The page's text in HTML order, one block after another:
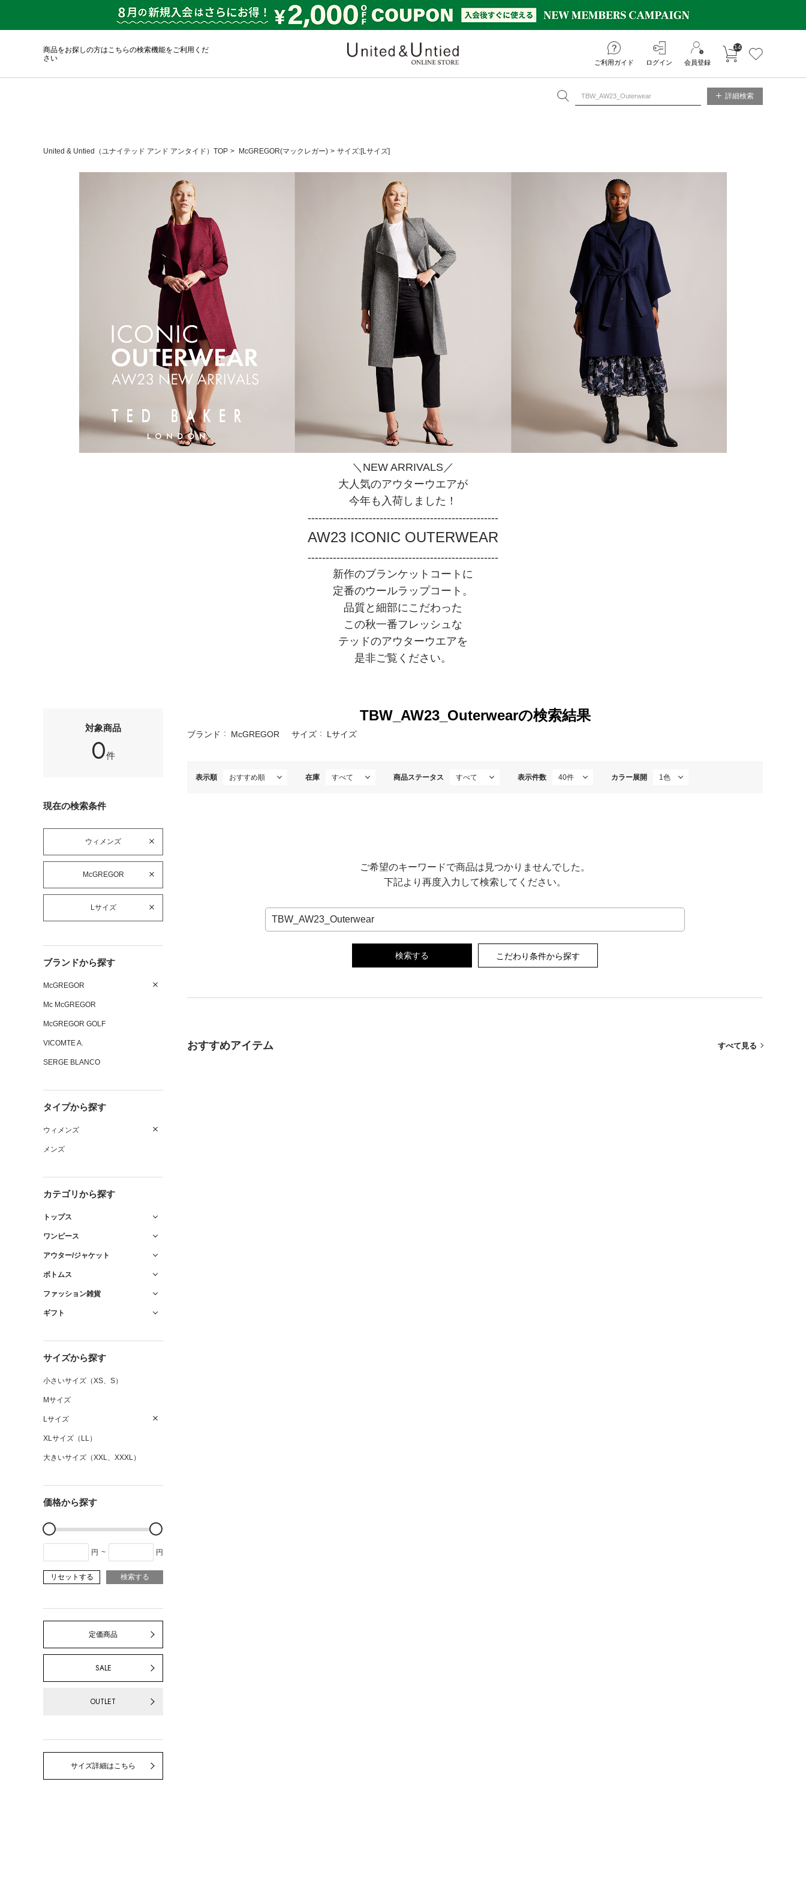
商品をお探しの方はこちらの検索機能をご利用くだ
さい
ご利用ガイド ログイン 会員登録
カートに入れる
14
詳細検索
United & Untied（ユナイテッド アンド アンタイド）TOP McGREGOR(マックレガー) サイズ:[Lサイズ]
＼NEW ARRIVALS／
大人気のアウターウエアが
今年も入荷しました！
-----------------------------------------------------
AW23 ICONIC OUTERWEAR
-----------------------------------------------------
新作のブランケットコートに
定番のウールラップコート。
品質と細部にこだわった
この秋一番フレッシュな
テッドのアウターウエアを
是非ご覧ください。
対象商品
0件
現在の検索条件
ウィメンズ
McGREGOR
Lサイズ
ブランドから探す
McGREGOR
Mc McGREGOR
McGREGOR GOLF
VICOMTE A.
SERGE BLANCO
タイプから探す
ウィメンズ
メンズ
カテゴリから探す
トップス
ワンピース
アウター/ジャケット
ボトムス
ファッション雑貨
ギフト
サイズから探す
小さいサイズ（XS、S）
Mサイズ
Lサイズ
XLサイズ（LL）
大きいサイズ（XXL、XXXL）
価格から探す
円 ~ 円
リセットする 検索する
定価商品
SALE
OUTLET
サイズ詳細はこちら
TBW_AW23_Outerwearの検索結果
ブランド McGREGOR サイズ Lサイズ
表示順 在庫 商品ステータス 表示件数 カラー展開
ご希望のキーワードで商品は見つかりませんでした。
下記より再度入力して検索してください。
こだわり条件から探す
おすすめアイテム すべて見る